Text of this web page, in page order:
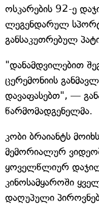
ოსკარების 92-ე
ლეგენდარულ
განსაკუთრებულ
"დანამდვილებით
ცერემონიის
დავაფასებთ", —
წარმომადგენელმა.
კობი ბრაიანტს
მემორიალურ
ყოველწლიურ
კინოსამყაროში
დაღუპული